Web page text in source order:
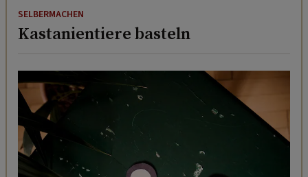
SELBERMACHEN
Kastanientiere basteln